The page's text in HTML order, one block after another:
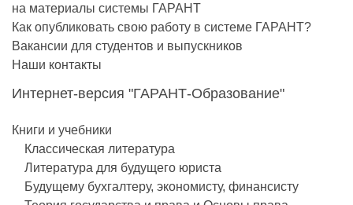
на материалы системы ГАРАНТ
Как опубликовать свою работу в системе ГАРАНТ?
Вакансии для студентов и выпускников
Наши контакты
Интернет-версия "ГАРАНТ-Образование"
Книги и учебники
Классическая литература
Литература для будущего юриста
Будущему бухгалтеру, экономисту, финансисту